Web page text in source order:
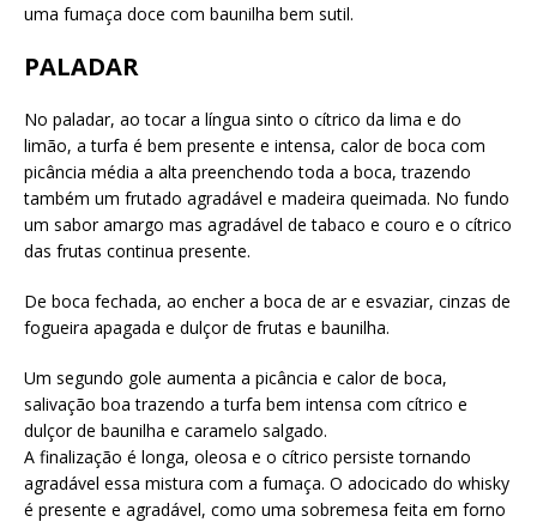
uma fumaça doce com baunilha bem sutil.
PALADAR
No paladar, ao tocar a língua sinto o cítrico da lima e do
limão, a turfa é bem presente e intensa, calor de boca com
picância média a alta preenchendo toda a boca, trazendo
também um frutado agradável e madeira queimada. No fundo
um sabor amargo mas agradável de tabaco e couro e o cítrico
das frutas continua presente.
De boca fechada, ao encher a boca de ar e esvaziar, cinzas de
fogueira apagada e dulçor de frutas e baunilha.
Um segundo gole aumenta a picância e calor de boca,
salivação boa trazendo a turfa bem intensa com cítrico e
dulçor de baunilha e caramelo salgado.
A finalização é longa, oleosa e o cítrico persiste tornando
agradável essa mistura com a fumaça. O adocicado do whisky
é presente e agradável, como uma sobremesa feita em forno